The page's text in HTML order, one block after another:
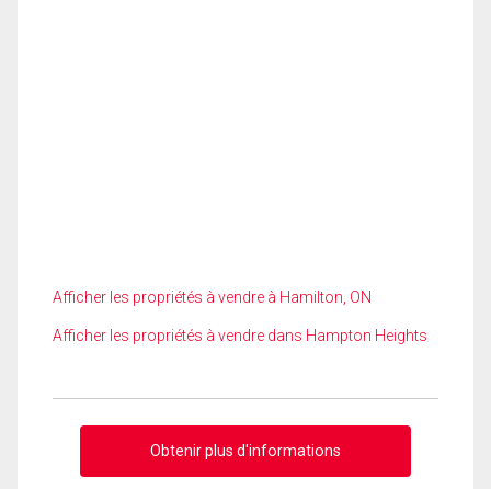
Afficher les propriétés à vendre à Hamilton, ON
Afficher les propriétés à vendre dans Hampton Heights
Obtenir plus d'informations